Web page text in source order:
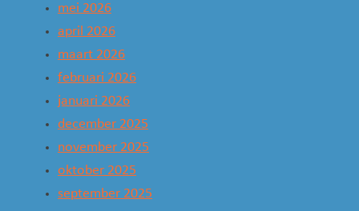
mei 2026
april 2026
maart 2026
februari 2026
januari 2026
december 2025
november 2025
oktober 2025
september 2025